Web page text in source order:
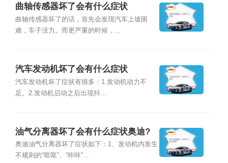
曲轴传感器坏了会有什么症状
曲轴传感器坏了的话，首先会发现汽车上坡困
难，车子没力。而更严重的时候，...
汽车发动机坏了会有什么症状
汽车发动机坏了症状有很多：1.发动机动力不
足。2.发动机启动之后出现抖...
油气分离器坏了会有什么症状奥迪?
奥迪油气分离器坏了症状如下：1、发动机内发生
不规则的“哐哐”、“咔咔”...